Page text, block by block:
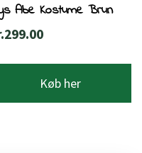
Abe Kostume Brun
299.00
Køb her